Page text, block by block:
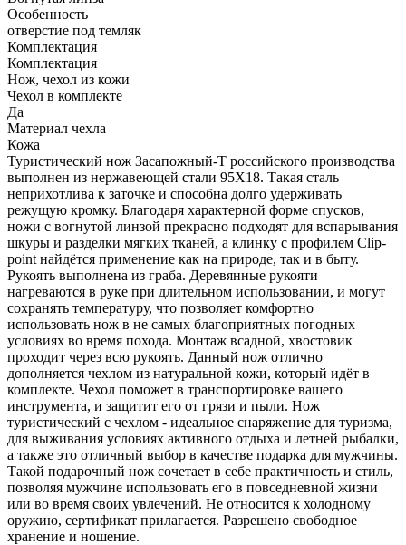
Особенность
отверстие под темляк
Комплектация
Комплектация
Нож, чехол из кожи
Чехол в комплекте
Да
Материал чехла
Кожа
Туристический нож Засапожный-Т российского производства
выполнен из нержавеющей стали 95Х18. Такая сталь
неприхотлива к заточке и способна долго удерживать
режущую кромку. Благодаря характерной форме спусков,
ножи с вогнутой линзой прекрасно подходят для вспарывания
шкуры и разделки мягких тканей, а клинку с профилем Clip-
point найдётся применение как на природе, так и в быту.
Рукоять выполнена из граба. Деревянные рукояти
нагреваются в руке при длительном использовании, и могут
сохранять температуру, что позволяет комфортно
использовать нож в не самых благоприятных погодных
условиях во время похода. Монтаж всадной, хвостовик
проходит через всю рукоять. Данный нож отлично
дополняется чехлом из натуральной кожи, который идёт в
комплекте. Чехол поможет в транспортировке вашего
инструмента, и защитит его от грязи и пыли. Нож
туристический с чехлом - идеальное снаряжение для туризма,
для выживания условиях активного отдыха и летней рыбалки,
а также это отличный выбор в качестве подарка для мужчины.
Такой подарочный нож сочетает в себе практичность и стиль,
позволяя мужчине использовать его в повседневной жизни
или во время своих увлечений. Не относится к холодному
оружию, сертификат прилагается. Разрешено свободное
хранение и ношение.